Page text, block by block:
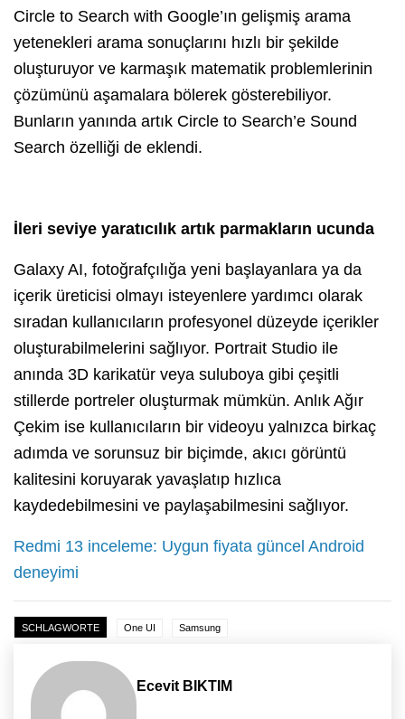
Circle to Search with Google’ın gelişmiş arama
yetenekleri arama sonuçlarını hızlı bir şekilde
oluşturuyor ve karmaşık matematik problemlerinin
çözümünü aşamalara bölerek gösterebiliyor.
Bunların yanında artık Circle to Search’e Sound
Search özelliği de eklendi.
İleri seviye yaratıcılık artık parmakların ucunda
Galaxy AI, fotoğrafçılığa yeni başlayanlara ya da
içerik üreticisi olmayı isteyenlere yardımcı olarak
sıradan kullanıcıların profesyonel düzeyde içerikler
oluşturabilmelerini sağlıyor. Portrait Studio ile
anında 3D karikatür veya suluboya gibi çeşitli
stillerde portreler oluşturmak mümkün. Anlık Ağır
Çekim ise kullanıcıların bir videoyu yalnızca birkaç
adımda ve sorunsuz bir biçimde, akıcı görüntü
kalitesini koruyarak yavaşlatıp hızlıca
kaydedebilmesini ve paylaşabilmesini sağlıyor.
Redmi 13 inceleme: Uygun fiyata güncel Android
deneyimi
SCHLAGWORTE One UI Samsung
Ecevit BIKTIM